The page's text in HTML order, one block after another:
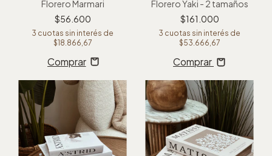
Florero Marmari
$56.600
3 cuotas sin interés de
$18.866,67
Florero Yaki - 2 tamaños
$161.000
3 cuotas sin interés de
$53.666,67
Comprar